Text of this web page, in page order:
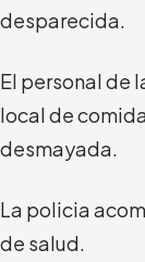
desparecida.
El personal de
local de
desmayada.
La policia
de salud.